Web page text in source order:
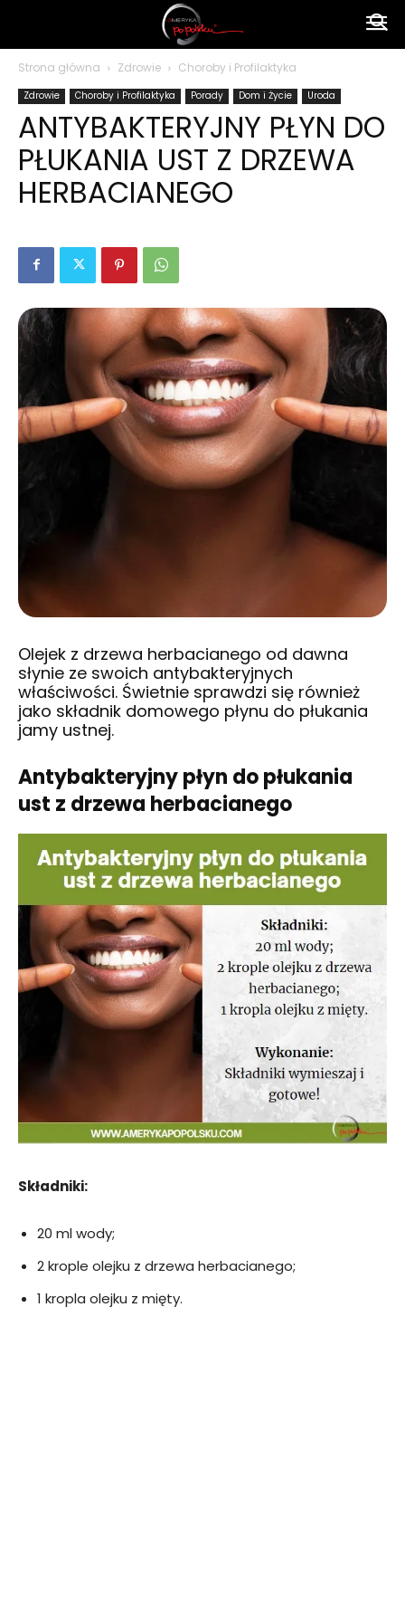
polsku
Strona główna Zdrowie Choroby i Profilaktyka
Zdrowie Choroby i Profilaktyka Porady Dom i Życie Uroda
ANTYBAKTERYJNY PŁYN DO
PŁUKANIA UST Z DRZEWA
HERBACIANEGO
Olejek z drzewa herbacianego od dawna
słynie ze swoich antybakteryjnych
właściwości. Świetnie sprawdzi się również
jako składnik domowego płynu do płukania
jamy ustnej.
Antybakteryjny płyn do płukania
ust z drzewa herbacianego
Składniki:
20 ml wody;
2 krople olejku z drzewa herbacianego;
1 kropla olejku z mięty.